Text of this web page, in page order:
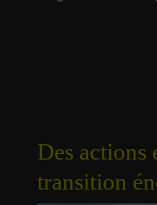
Des actions
transition